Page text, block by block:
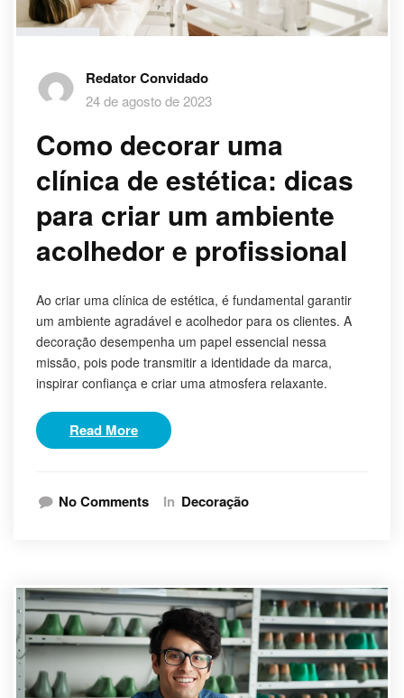
Redator Convidado
24 de agosto de 2023
Como decorar uma
clínica de estética: dicas
para criar um ambiente
acolhedor e profissional
Ao criar uma clínica de estética, é fundamental garantir
um ambiente agradável e acolhedor para os clientes. A
decoração desempenha um papel essencial nessa
missão, pois pode transmitir a identidade da marca,
inspirar confiança e criar uma atmosfera relaxante.
Read More
No Comments In Decoração